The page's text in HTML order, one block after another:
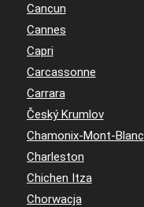
Cancun
Cannes
Capri
Carcassonne
Carrara
Český Krumlov
Chamonix-Mont-Blanc
Charleston
Chichen Itza
Chorwacja